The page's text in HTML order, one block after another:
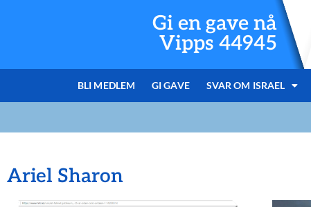
Gi en gave nå
Vipps 44945
BLI MEDLEM GI GAVE SVAR OM ISRAEL
Ariel Sharon